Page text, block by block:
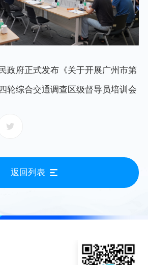
政府正式发布《关于开展广州市第
通告》
轮综合交通调查区级督导员培训会
返回列表